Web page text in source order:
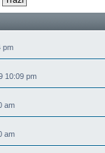
pm
10:09 pm
am
am